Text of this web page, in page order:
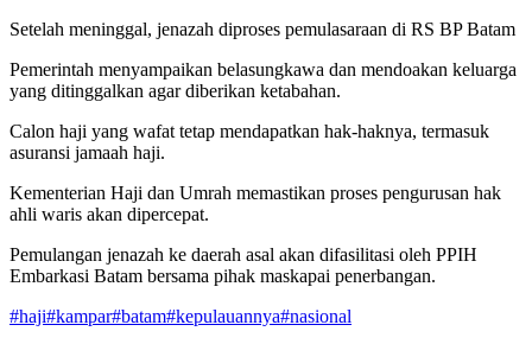
Setelah meninggal, jenazah diproses pemulasaraan di RS BP Batam
Pemerintah menyampaikan belasungkawa dan mendoakan keluarga
yang ditinggalkan agar diberikan ketabahan.
Calon haji yang wafat tetap mendapatkan hak-haknya, termasuk
asuransi jamaah haji.
Kementerian Haji dan Umrah memastikan proses pengurusan hak
ahli waris akan dipercepat.
Pemulangan jenazah ke daerah asal akan difasilitasi oleh PPIH
Embarkasi Batam bersama pihak maskapai penerbangan.
#haji#kampar#batam#kepulauannya#nasional